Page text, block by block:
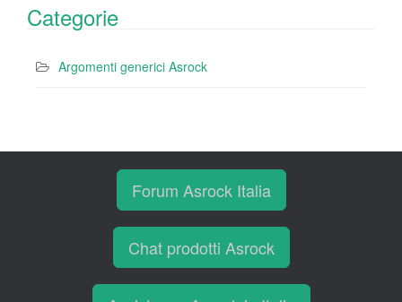
Categorie
Argomenti generici Asrock
Forum Asrock Italia
Chat prodotti Asrock